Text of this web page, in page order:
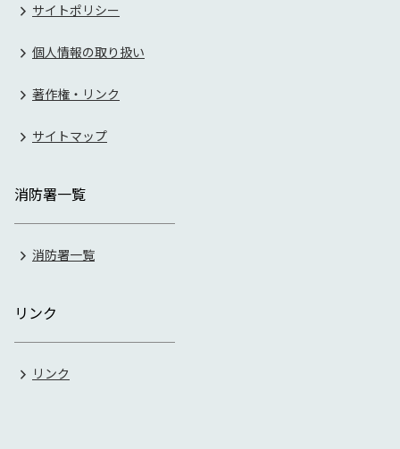
サイトポリシー
個人情報の取り扱い
著作権・リンク
サイトマップ
消防署一覧
消防署一覧
リンク
リンク